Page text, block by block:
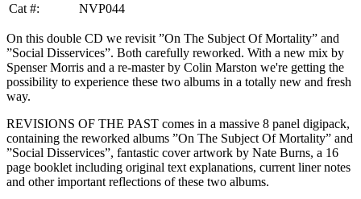
Cat #:
NVP044
On this double CD we revisit ”On The Subject Of Mortality” and
”Social Disservices”. Both carefully reworked. With a new mix by
Spenser Morris and a re-master by Colin Marston we're getting the
possibility to experience these two albums in a totally new and fresh
way.
REVISIONS OF THE PAST comes in a massive 8 panel digipack,
containing the reworked albums ”On The Subject Of Mortality” and
”Social Disservices”, fantastic cover artwork by Nate Burns, a 16
page booklet including original text explanations, current liner notes
and other important reflections of these two albums.